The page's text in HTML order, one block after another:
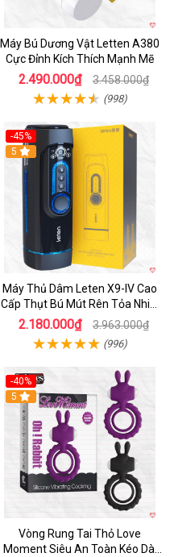
Máy Bú Dương Vật Letten A380
Cực Đỉnh Kích Thích Mạnh Mẽ
2.490.000₫ 3.458.000₫
(998)
-45%
Hot
5
Máy Thủ Dâm Leten X9-IV Cao
Cấp Thụt Bú Mút Rên Tỏa Nhiệt
Sạc Pin
2.180.000₫ 3.963.000₫
(996)
-40%
5
Vòng Rung Tai Thỏ Love
Moment Siêu An Toàn Kéo Dài